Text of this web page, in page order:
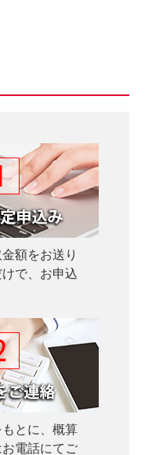
額をお送り
で、お申込
とに、概算
電話にてご